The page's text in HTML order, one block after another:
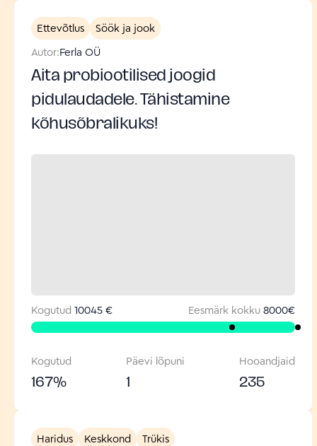
Ettevõtlus
Söök ja jook
Autor:Ferla OÜ
Aita probiootilised joogid
pidulaudadele. Tähistamine
kõhusõbralikuks!
Kogutud 10045 € Eesmärk kokku 8000€
Kogutud
167%
Päevi lõpuni
1
Hooandjaid
235
Haridus Keskkond
Trükis